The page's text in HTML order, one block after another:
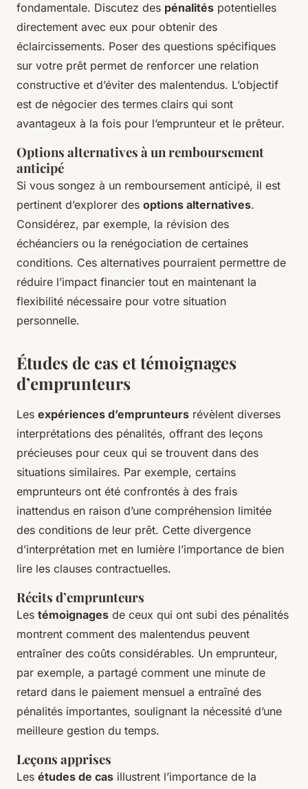
fondamentale. Discutez des pénalités potentielles
directement avec eux pour obtenir des
éclaircissements. Poser des questions spécifiques
sur votre prêt permet de renforcer une relation
constructive et d’éviter des malentendus. L’objectif
est de négocier des termes clairs qui sont
avantageux à la fois pour l’emprunteur et le prêteur.
Options alternatives à un remboursement
anticipé
Si vous songez à un remboursement anticipé, il est
pertinent d’explorer des options alternatives.
Considérez, par exemple, la révision des
échéanciers ou la renégociation de certaines
conditions. Ces alternatives pourraient permettre de
réduire l’impact financier tout en maintenant la
flexibilité nécessaire pour votre situation
personnelle.
Études de cas et témoignages
d’emprunteurs
Les expériences d’emprunteurs révèlent diverses
interprétations des pénalités, offrant des leçons
précieuses pour ceux qui se trouvent dans des
situations similaires. Par exemple, certains
emprunteurs ont été confrontés à des frais
inattendus en raison d’une compréhension limitée
des conditions de leur prêt. Cette divergence
d’interprétation met en lumière l’importance de bien
lire les clauses contractuelles.
Récits d’emprunteurs
Les témoignages de ceux qui ont subi des pénalités
montrent comment des malentendus peuvent
entraîner des coûts considérables. Un emprunteur,
par exemple, a partagé comment une minute de
retard dans le paiement mensuel a entraîné des
pénalités importantes, soulignant la nécessité d’une
meilleure gestion du temps.
Leçons apprises
Les études de cas illustrent l’importance de la